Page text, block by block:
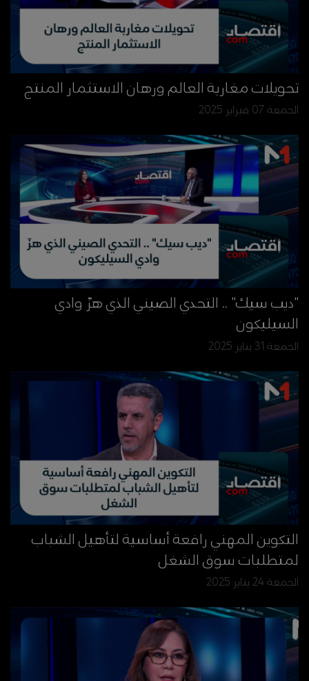
تحويلات مغاربة العالم ورهان الاستثمار المنتج
الجمعة 07 فبراير 2025
"ديب سيك" .. التحدي الصيني الذي هزّ وادي
السيليكون
الجمعة 31 يناير 2025
التكوين المهني رافعة أساسية لتأهيل الشباب
لمتطلبات سوق الشغل
الجمعة 24 يناير 2025